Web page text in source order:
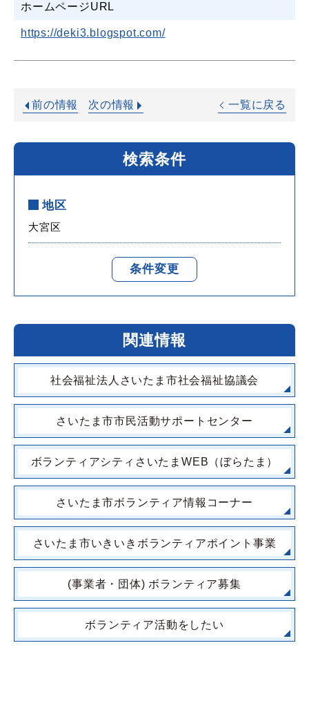
ホームページURL
https://deki3.blogspot.com/
前の情報 次の情報 一覧に戻る
検索条件
地区
大宮区
条件変更
関連情報
社会福祉法人さいたま市社会福祉協議会
さいたま市市民活動サポートセンター
ボランティアシティさいたまWEB（ぼらたま）
さいたま市ボランティア情報コーナー
さいたま市いきいきボランティアポイント事業
(事業者・団体) ボランティア募集
ボランティア活動をしたい